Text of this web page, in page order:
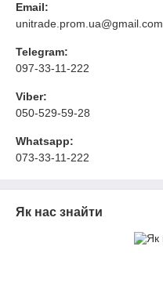
Email:
unitrade.prom.ua@gmail.com
Telegram:
097-33-11-222
Viber:
050-529-59-28
Whatsapp:
073-33-11-222
Як нас знайти